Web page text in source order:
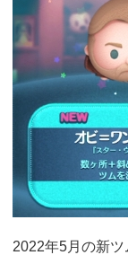
2022年5月の新